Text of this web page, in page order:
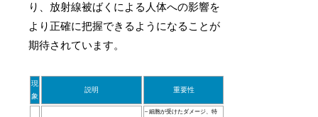
り、放射線被ばくによる人体への影響を
より正確に把握できるようになることが
期待されています。
現
象
説明 重要性
– 細胞が受けたダメージ、特